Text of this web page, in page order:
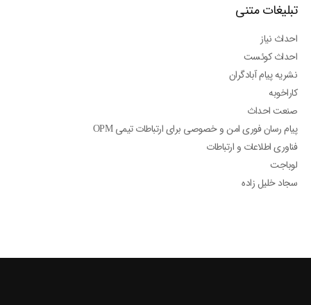
تبلیغات متنی
احداث نیاز
احداث کوئست
نشریه پیام آبادگران
کاراخوبه
صنعت احداث
پیام رسان فوری امن و خصوصی برای ارتباطات تیمی OPM
فناوری اطلاعات و ارتباطات
لوباجت
سجاد خلیل زاده